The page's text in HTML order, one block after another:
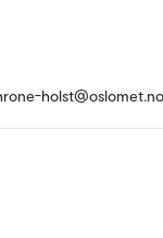
holst@oslomet.no